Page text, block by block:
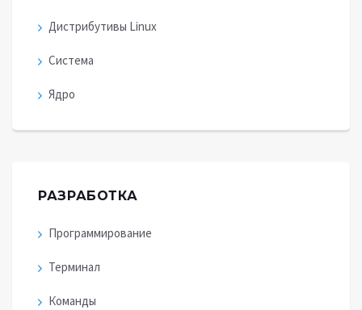
Дистрибутивы Linux
Система
Ядро
РАЗРАБОТКА
Программирование
Терминал
Команды